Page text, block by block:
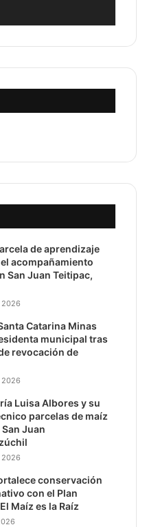
de aprendizaje
acompañamiento
San Juan Teitipac,
Catarina Minas
municipal tras
revocación de
Luisa Albores y su
parcelas de maíz
Juan
conservación
con el Plan
Maíz es la Raíz